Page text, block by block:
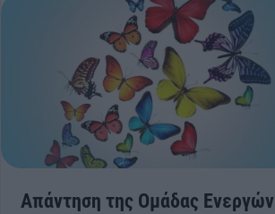
Απάντηση της Ομάδας Ενεργών